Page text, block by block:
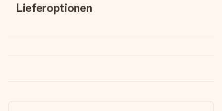
Lieferoptionen